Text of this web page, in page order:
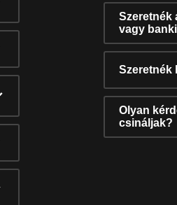
Szeretnék
vagy
Szeretnék
Olyan
csináljak?